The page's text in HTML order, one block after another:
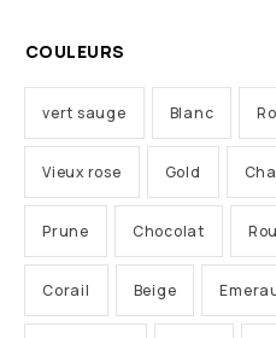
COULEURS
vert sauge Blanc
Vieux rose Gold
Prune Chocolat
Corail Beige